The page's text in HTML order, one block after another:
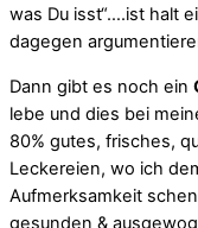
was Du isst“….ist halt
dagegen
Dann gibt es noch ein
lebe und dies bei
80% gutes, frisches,
Leckereien, wo ich
Aufmerksamkeit
gesunden &